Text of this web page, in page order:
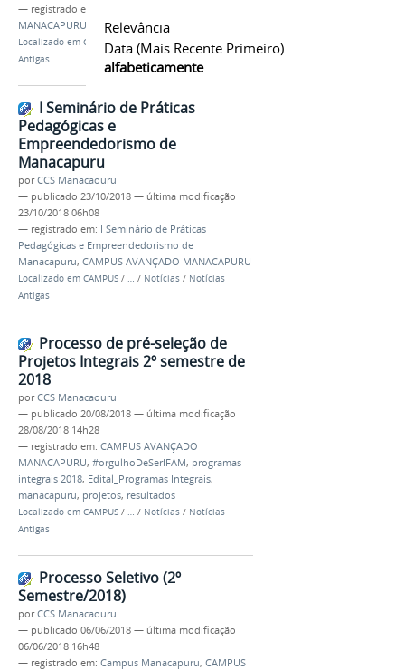
Relevância
Data (mais Recente Primeiro)
alfabeticamente
— registrado em:
MANACAPURU
FESTA JUNINA 2018
Localizado em CAMPUS / Notícias
Antigas
I Seminário de Práticas
Pedagógicas e
Empreendedorismo de
Manacapuru
porCCS Manacaouru
— publicado 23/10/2018 — última modificação
23/10/2018 06h08
— registrado em: I Seminário de Práticas
Pedagógicas e Empreendedorismo de
Manacapuru, CAMPUS AVANÇADO MANACAPURU
Localizado em CAMPUS / / Notícias / Notícias
Antigas
Processo de pré-seleção de
Projetos Integrais 2º semestre de
2018
porCCS Manacaouru
— publicado 20/08/2018 — última modificação
28/08/2018 14h28
— registrado em: CAMPUS AVANÇADO
MANACAPURU, #orgulhoDeSerIFAM, programas
integrais 2018, Edital_Programas Integrais,
manacapuru, projetos, resultados
Localizado em CAMPUS / … / Notícias / Notícias
Antigas
Processo Seletivo (2º
Semestre/2018)
porCCS Manacaouru
— publicado 06/06/2018 — última modificação
06/06/2018 16h48
— registrado em: Campus Manacapuru, CAMPUS